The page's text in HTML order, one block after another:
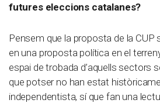
futures eleccions catalanes?
Pensem que la proposta de la CUP
en una proposta política en el
espai de trobada d’aquells sectors
que potser no han estat
independentista, sí que fan una